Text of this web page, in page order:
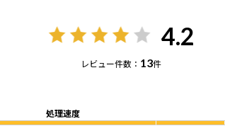
4.2
レビュー件数： 13件
処理速度